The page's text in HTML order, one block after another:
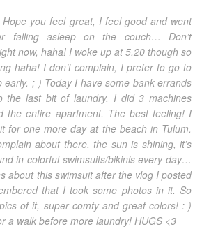
you feel great, I feel good and went
falling asleep on the couch… Don’t
now, haha! I woke up at 5.20 though so
haha! I don’t complain, I prefer to go to
;-) Today I have some bank errands
the last bit of laundry, I did 3 machines
the entire apartment. The best feeling! I
for one more day at the beach in Tulum.
about there, the sun is shining, it’s
in colorful swimsuits/bikinis every day…
about this swimsuit after the vlog I posted
that I took some photos in it. So
of it, super comfy and great colors! :-)
a walk before more laundry! HUGS <3